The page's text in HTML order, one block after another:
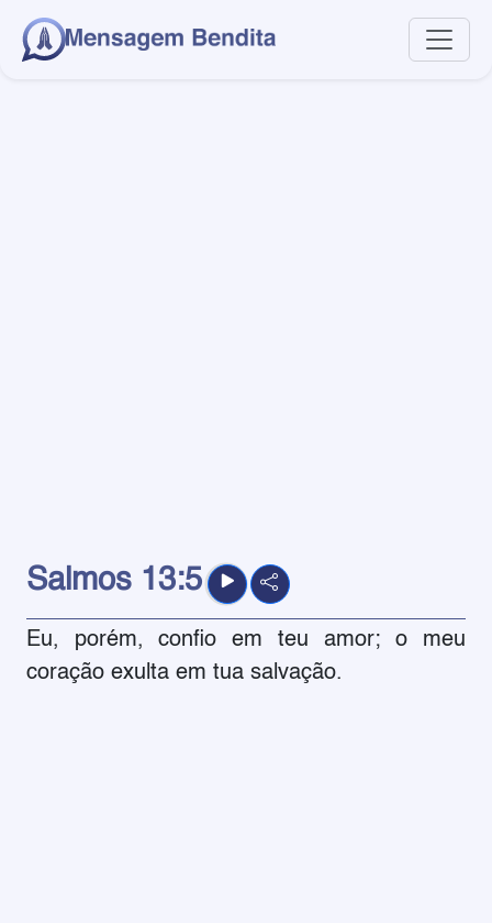
Salmos 13:5
Eu, porém, confio em teu amor; o meu
coração exulta em tua salvação.